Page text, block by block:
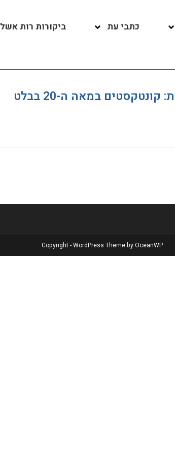
כתבי עת ביקורות רות אשל
המחול הפולקלורי נע בין אקזוטיות ללאומיות: קונטקסטים במאה ה-20 בבלט
Copyright - WordPress Theme by OceanWP